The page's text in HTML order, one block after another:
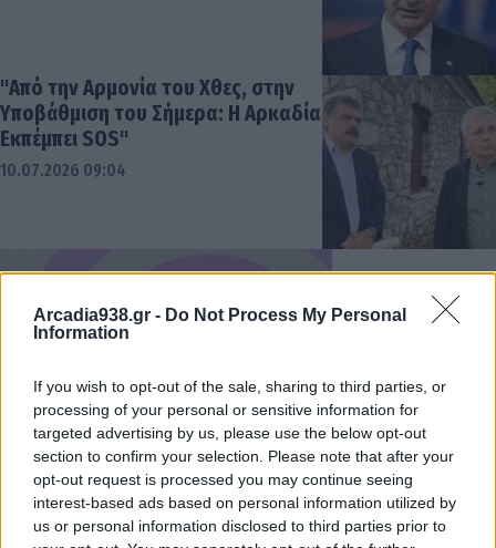
Arcadia938.gr - Do Not Process My Personal
Information
If you wish to opt-out of the sale, sharing to third parties, or
processing of your personal or sensitive information for
targeted advertising by us, please use the below opt-out
section to confirm your selection. Please note that after your
opt-out request is processed you may continue seeing
interest-based ads based on personal information utilized by
us or personal information disclosed to third parties prior to
"Από την Αρμονία του Χθες, στην
Υποβάθμιση του Σήμερα: Η Αρκαδία
Εκπέμπει SOS"
10.07.2026 09:04
Παραιτήθηκε ο Σωκράτης